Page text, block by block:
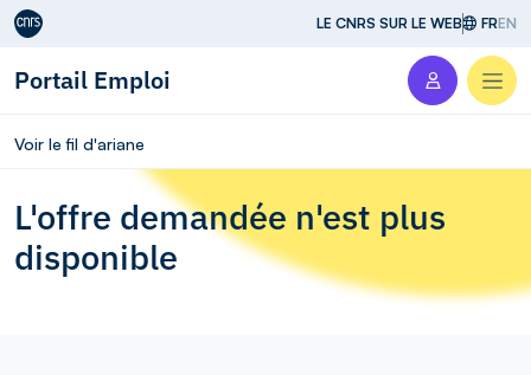
Aller au contenu LE CNRS SUR LE WEB FREN
Portail Emploi
Voir le fil d'ariane
L'offre demandée n'est plus
disponible